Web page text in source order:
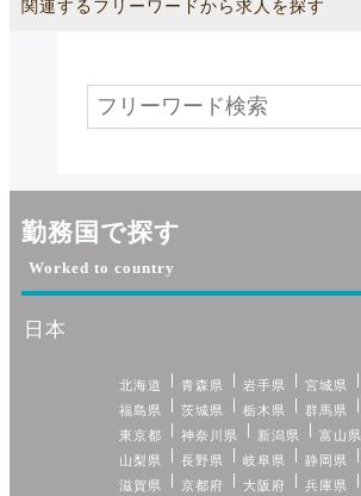
関連するフリーワードから求人を探す
勤務国で探す
Worked to country
日本
北海道 青森県 岩手県 宮城県
福島県
茨城県 栃木県 群馬県
東京都
神奈川県 新潟県 富山県
山梨県
長野県 岐阜県 静岡県
滋賀県
京都府 大阪府 兵庫県